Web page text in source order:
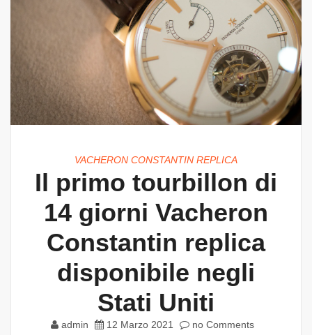
VACHERON CONSTANTIN REPLICA
Il primo tourbillon di
14 giorni Vacheron
Constantin replica
disponibile negli
Stati Uniti
admin 12 Marzo 2021 no Comments